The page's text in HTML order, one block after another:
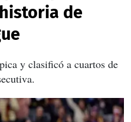
de
y clasificó a cuartos de